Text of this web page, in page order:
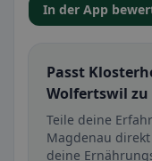
In der App
Passt
Wolfertswil zu
Teile deine
Magdenau
deine